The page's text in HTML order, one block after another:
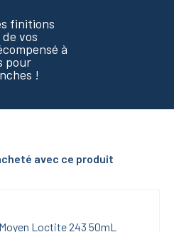
finitions
vos
à
pour
!
avec ce produit
Loctite 243 50mL